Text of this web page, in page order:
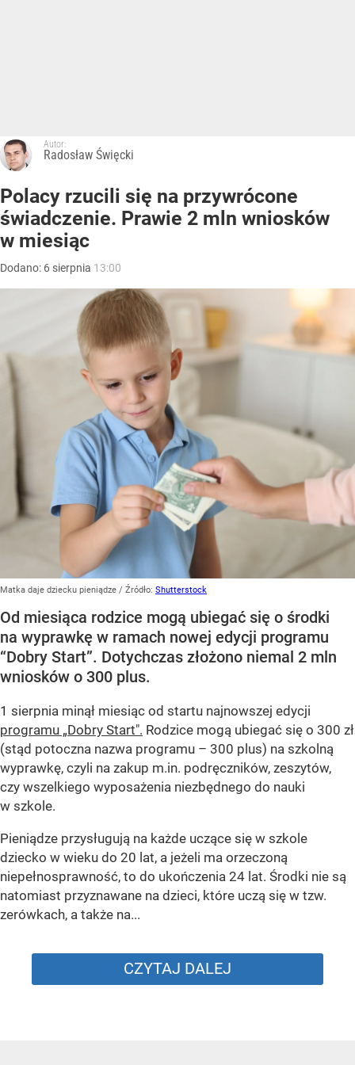
Autor:
Radosław Święcki
Polacy rzucili się na przywrócone
świadczenie. Prawie 2 mln wniosków
w miesiąc
Dodano: 6 sierpnia 13:00
Matka daje dziecku pieniądze / Źródło: Shutterstock
Od miesiąca rodzice mogą ubiegać się o środki
na wyprawkę w ramach nowej edycji programu
“Dobry Start”. Dotychczas złożono niemal 2 mln
wniosków o 300 plus.
1 sierpnia minął miesiąc od startu najnowszej edycji
programu „Dobry Start". Rodzice mogą ubiegać się o 300 zł
(stąd potoczna nazwa programu – 300 plus) na szkolną
wyprawkę, czyli na zakup m.in. podręczników, zeszytów,
czy wszelkiego wyposażenia niezbędnego do nauki
w szkole.
Pieniądze przysługują na każde uczące się w szkole
dziecko w wieku do 20 lat, a jeżeli ma orzeczoną
niepełnosprawność, to do ukończenia 24 lat. Środki nie są
natomiast przyznawane na dzieci, które uczą się w tzw.
zerówkach, a także na...
CZYTAJ DALEJ